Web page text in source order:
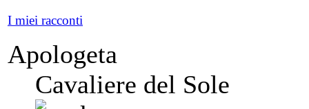
I miei racconti
Apologeta
Cavaliere del Sole